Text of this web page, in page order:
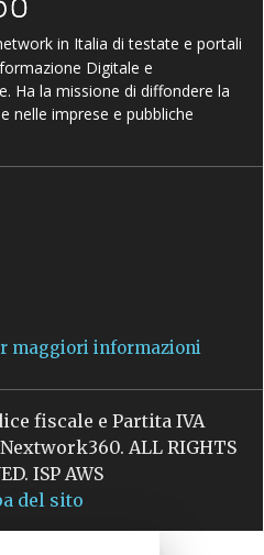
in Italia di testate e portali
Digitale e
Ha la missione di diffondere la
nelle imprese e pubbliche
maggiori informazioni
fiscale e Partita IVA
ALL RIGHTS
ISP AWS
del sito